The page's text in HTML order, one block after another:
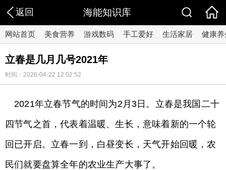
返回 海能知识库
网站首页 美食营养 游戏数码 手工爱好 生活家居 健康养
立春是几月几号2021年
时间：2026-04-22 12:02:52
2021年立春节气的时间为2月3日。立春是我国二十
四节气之首，代表着温暖、生长，意味着新的一个轮
回已开启。立春一到，白昼变长，天气开始回暖，农
民们就要盘算全年的农业生产大事了。